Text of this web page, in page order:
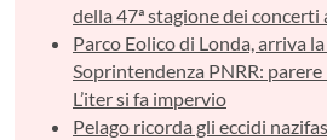
della 47ª stagione dei concerti
Parco Eolico di Londa, arriva
Soprintendenza PNRR:
L’iter si fa impervio
Pelago ricorda gli eccidi